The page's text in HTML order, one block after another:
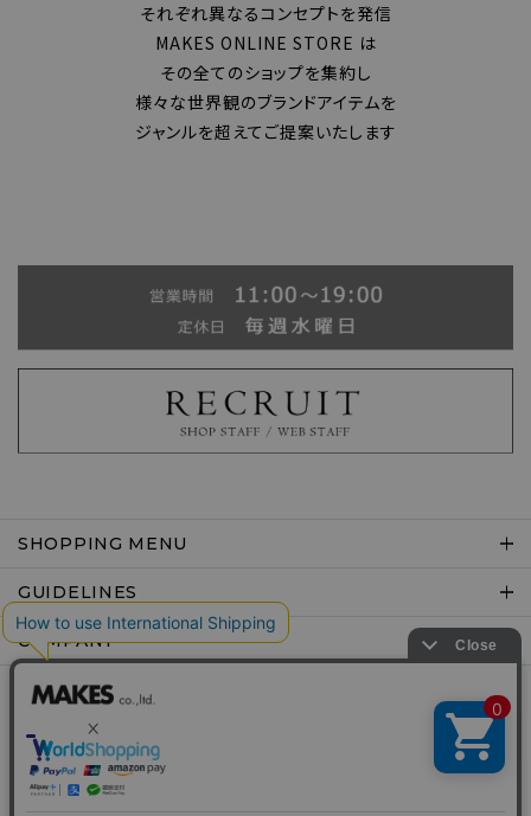
それぞれ異なるコンセプトを発信
MAKES ONLINE STORE は
その全てのショップを集約し
様々な世界観のブランドアイテムを
ジャンルを超えてご提案いたします
SHOPPING MENU
GUIDELINES
COMPANY